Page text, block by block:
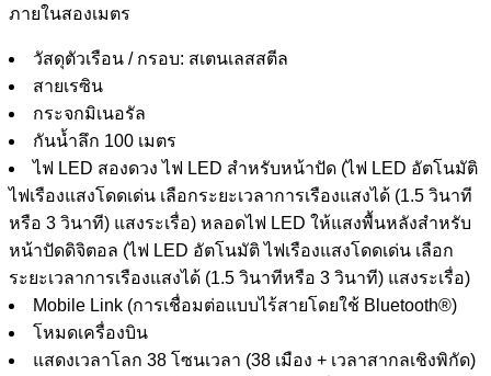
ภายในสองเมตร
วัสดุตัวเรือน / กรอบ: สเตนเลสสตีล
สายเรซิน
กระจกมิเนอรัล
กันน้ำลึก 100 เมตร
ไฟ LED สองดวง ไฟ LED สำหรับหน้าปัด (ไฟ LED อัตโนมัติ
ไฟเรืองแสงโดดเด่น เลือกระยะเวลาการเรืองแสงได้ (1.5 วินาที
หรือ 3 วินาที) แสงระเรื่อ) หลอดไฟ LED ให้แสงพื้นหลังสำหรับ
หน้าปัดดิจิตอล (ไฟ LED อัตโนมัติ ไฟเรืองแสงโดดเด่น เลือก
ระยะเวลาการเรืองแสงได้ (1.5 วินาทีหรือ 3 วินาที) แสงระเรื่อ)
Mobile Link (การเชื่อมต่อแบบไร้สายโดยใช้ Bluetooth®)
โหมดเครื่องบิน
แสดงเวลาโลก 38 โซนเวลา (38 เมือง + เวลาสากลเชิงพิกัด)